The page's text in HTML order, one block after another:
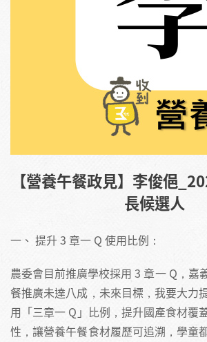
【營養午餐政見】李俊俋
長候選人
一、 提升 3 章一 Q 使用比例：
農委會目前推廣學校採用 3 章一 Q，嘉
餐推廣未達八成，未來目標，我要大力
用「三章一 Q」比例，提升國產食材覆
性，讓營養午餐食材履歷可追溯，學童